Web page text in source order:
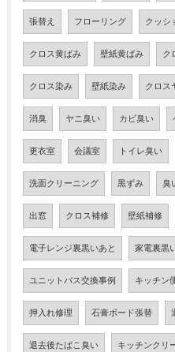
張替え フローリング クッシ
クロス黄ばみ 壁紙黄ばみ ク
クロス染み 壁紙染み クロス
消臭 ヤニ臭い カビ臭い
更衣室 会議室 トイレ臭い
洗面クリーニング 黒ずみ 臭
出窓 クロス補修 壁紙補修
電子レンジ裏黒いあと 家電裏黒
ユニットバス交換事例 キッチン
押入れ修理 石膏ボード張替
退去後たばこ臭い キッチンクリ